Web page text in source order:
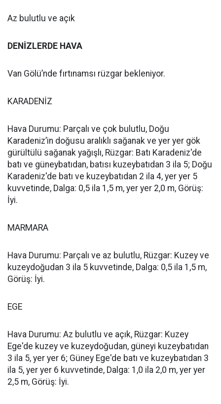
Az bulutlu ve açık
DENİZLERDE HAVA
Van Gölü’nde fırtınamsı rüzgar bekleniyor.
KARADENİZ
Hava Durumu: Parçalı ve çok bulutlu, Doğu
Karadeniz’in doğusu aralıklı sağanak ve yer yer gök
gürültülü sağanak yağışlı, Rüzgar: Batı Karadeniz'de
batı ve güneybatıdan, batısı kuzeybatıdan 3 ila 5; Doğu
Karadeniz'de batı ve kuzeybatıdan 2 ila 4, yer yer 5
kuvvetinde, Dalga: 0,5 ila 1,5 m, yer yer 2,0 m, Görüş:
İyi.
MARMARA
Hava Durumu: Parçalı ve az bulutlu, Rüzgar: Kuzey ve
kuzeydoğudan 3 ila 5 kuvvetinde, Dalga: 0,5 ila 1,5 m,
Görüş: İyi.
EGE
Hava Durumu: Az bulutlu ve açık, Rüzgar: Kuzey
Ege'de kuzey ve kuzeydoğudan, güneyi kuzeybatıdan
3 ila 5, yer yer 6; Güney Ege'de batı ve kuzeybatıdan 3
ila 5, yer yer 6 kuvvetinde, Dalga: 1,0 ila 2,0 m, yer yer
2,5 m, Görüş: İyi.